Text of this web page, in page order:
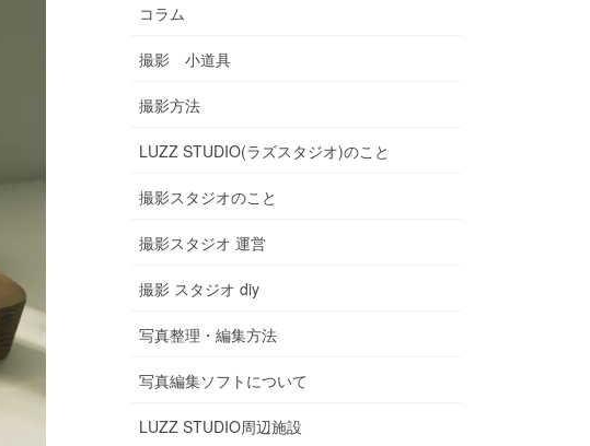
コラム
撮影 小道具
撮影方法
LUZZ STUDIO(ラズスタジオ)のこと
撮影スタジオのこと
撮影スタジオ 運営
撮影 スタジオ diy
写真整理・編集方法
写真編集ソフトについて
LUZZ STUDIO周辺施設